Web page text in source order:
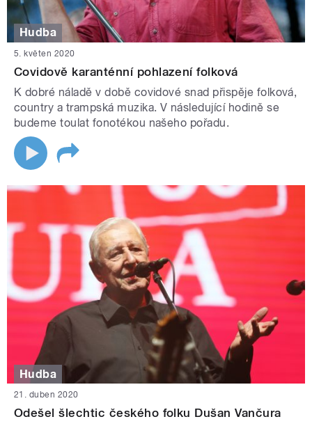
Hudba
5. květen 2020
Covidově karanténní pohlazení folková
K dobré náladě v době covidové snad přispěje folková,
country a trampská muzika. V následující hodině se
budeme toulat fonotékou našeho pořadu.
Hudba
21. duben 2020
Odešel šlechtic českého folku Dušan Vančura